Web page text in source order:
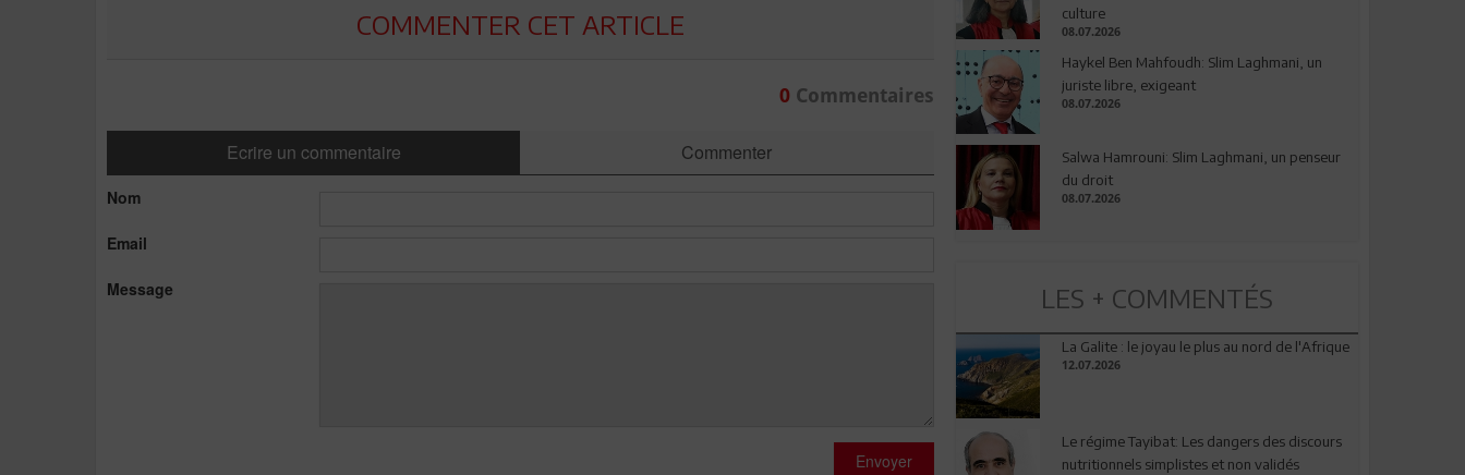
COMMENTER CET ARTICLE
0Commentaires
Ecrire un commentaire Commenter
Nom
Email
Message
Envoyer
culture
08.07.2026
Haykel Ben Mahfoudh: Slim Laghmani, un
juriste libre, exigeant
08.07.2026
Salwa Hamrouni: Slim Laghmani, un penseur
du droit
08.07.2026
LES + COMMENTÉS
La Galite : le joyau le plus au nord de l'Afrique
12.07.2026
Le régime Tayibat: Les dangers des discours
nutritionnels simplistes et non validés